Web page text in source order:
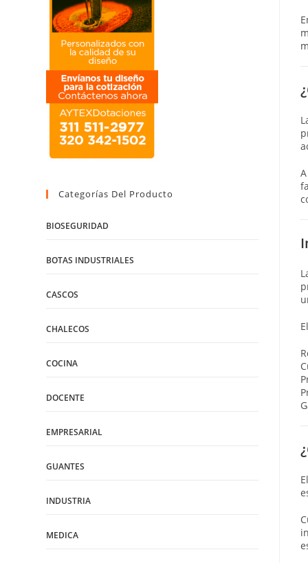
Categorías Del Producto
BIOSEGURIDAD
BOTAS INDUSTRIALES
CASCOS
CHALECOS
COCINA
DOCENTE
EMPRESARIAL
GUANTES
INDUSTRIA
MEDICA